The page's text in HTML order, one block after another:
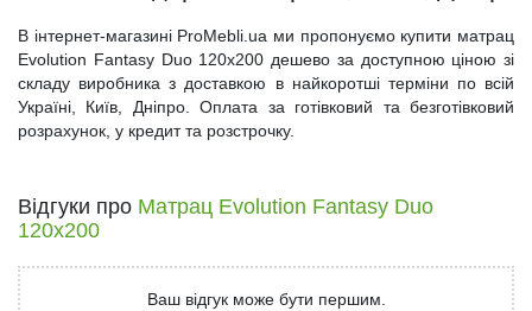
В інтернет-магазині ProMebli.ua ми пропонуємо купити матрац
Evolution Fantasy Duo 120x200 дешево за доступною ціною зі
складу виробника з доставкою в найкоротші терміни по всій
Україні, Київ, Дніпро. Оплата за готівковий та безготівковий
розрахунок, у кредит та розстрочку.
Відгуки про Матрац Evolution Fantasy Duo
120х200
Ваш відгук може бути першим.